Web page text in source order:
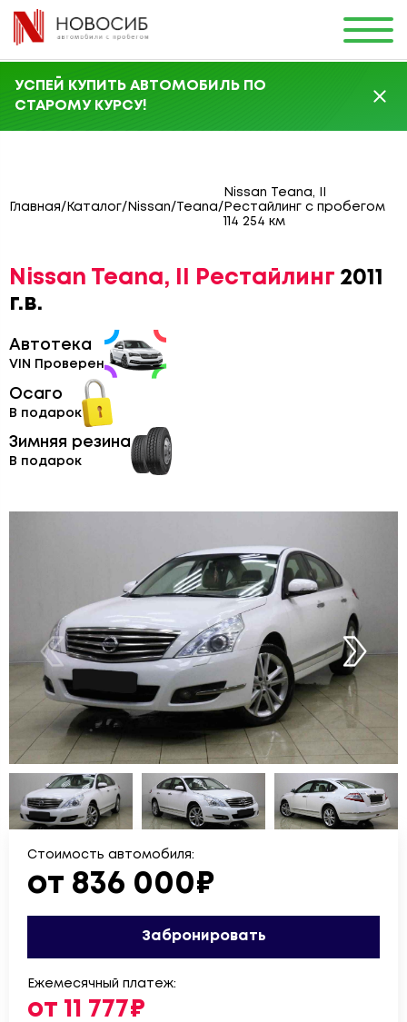
УСПЕЙ КУПИТЬ АВТОМОБИЛЬ ПО
СТАРОМУ КУРСУ!
Главная/ Каталог/ Nissan/Teana/
Nissan Teana, II
Рестайлинг с пробегом
114 254 км
Nissan Teana, II Рестайлинг 2011
г.в.
Автотека
VIN Проверен
Осаго
В подарок
Зимняя резина
В подарок
Стоимость автомобиля:
от 836 000₽
Забронировать
Ежемесячный платеж:
от 11 777₽